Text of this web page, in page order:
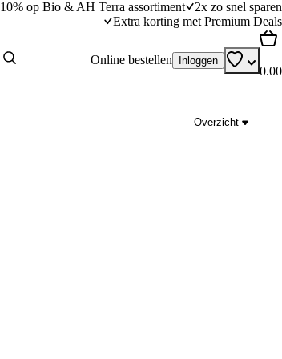
10% op Bio & AH Terra assortiment
2x zo snel sparen
Extra korting met Premium Deals
Online bestellen Inloggen
0.00
Overzicht